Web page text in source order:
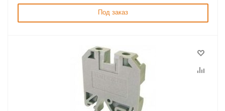
Под заказ